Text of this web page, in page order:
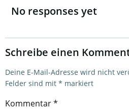
navigation
No responses yet
Schreibe einen
Deine E-Mail-Adresse wird nicht
Felder sind mit * markiert
Kommentar*